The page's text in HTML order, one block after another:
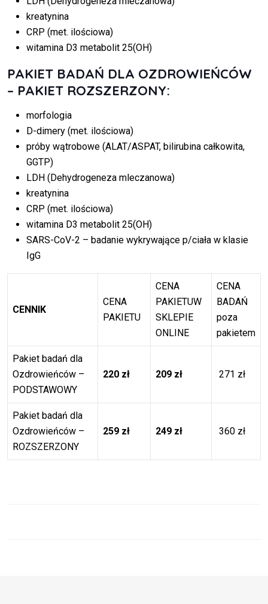
kreatynina
CRP (met. ilościowa)
witamina D3 metabolit 25(OH)
PAKIET BADAŃ DLA OZDROWIEŃCÓW
– PAKIET ROZSZERZONY:
morfologia
D-dimery (met. ilościowa)
próby wątrobowe (ALAT/ASPAT, bilirubina całkowita,
GGTP)
LDH (Dehydrogeneza mleczanowa)
kreatynina
CRP (met. ilościowa)
witamina D3 metabolit 25(OH)
SARS-CoV-2 – badanie wykrywające p/ciała w klasie
IgG
CENNIK
CENA
PAKIETU
CENA
PAKIETUW
SKLEPIE
ONLINE
CENA
BADAŃ
poza
pakietem
Pakiet badań dla
Ozdrowieńców –
PODSTAWOWY
220 zł 209 zł 271 zł
Pakiet badań dla
Ozdrowieńców –
ROZSZERZONY
259 zł 249 zł 360 zł